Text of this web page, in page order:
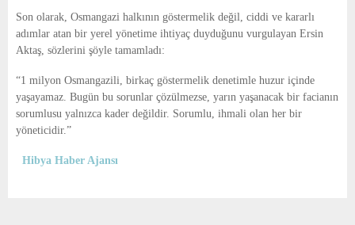
Son olarak, Osmangazi halkının göstermelik değil, ciddi ve kararlı
adımlar atan bir yerel yönetime ihtiyaç duyduğunu vurgulayan Ersin
Aktaş, sözlerini şöyle tamamladı:
“1 milyon Osmangazili, birkaç göstermelik denetimle huzur içinde
yaşayamaz. Bugün bu sorunlar çözülmezse, yarın yaşanacak bir facianın
sorumlusu yalnızca kader değildir. Sorumlu, ihmali olan her bir
yöneticidir.”
Hibya Haber Ajansı